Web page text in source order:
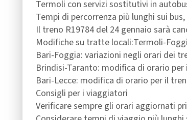
Termoli con servizi sostitutivi in
Tempi di percorrenza più lunghi sui
Il treno R19784 del 24 gennaio sarà
Modifiche su tratte locali:Termoli-
Bari-Foggia: variazioni negli orari dei
Brindisi-Taranto: modifica di orario per
Bari-Lecce: modifica di orario per il
Consigli per i viaggiatori
Verificare sempre gli orari aggiornati